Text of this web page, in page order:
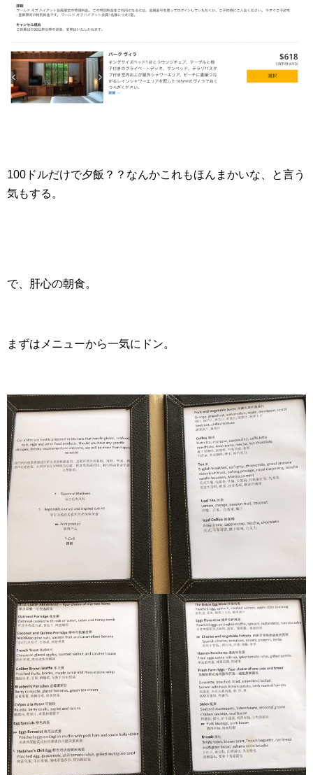
100ドルだけで夕飯？？なんかこれもほんまかいな、と言う
気もする。
で、肝心の朝食。
まずはメニューから一気にドン。